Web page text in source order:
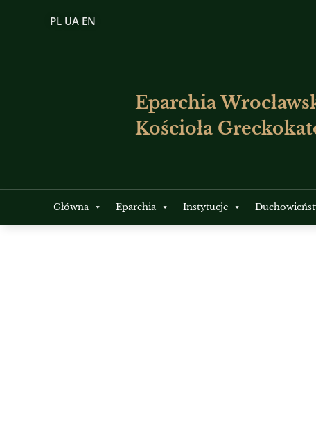
PL UA EN
Eparchia
Kościoła
Główna Eparchia Instytucje